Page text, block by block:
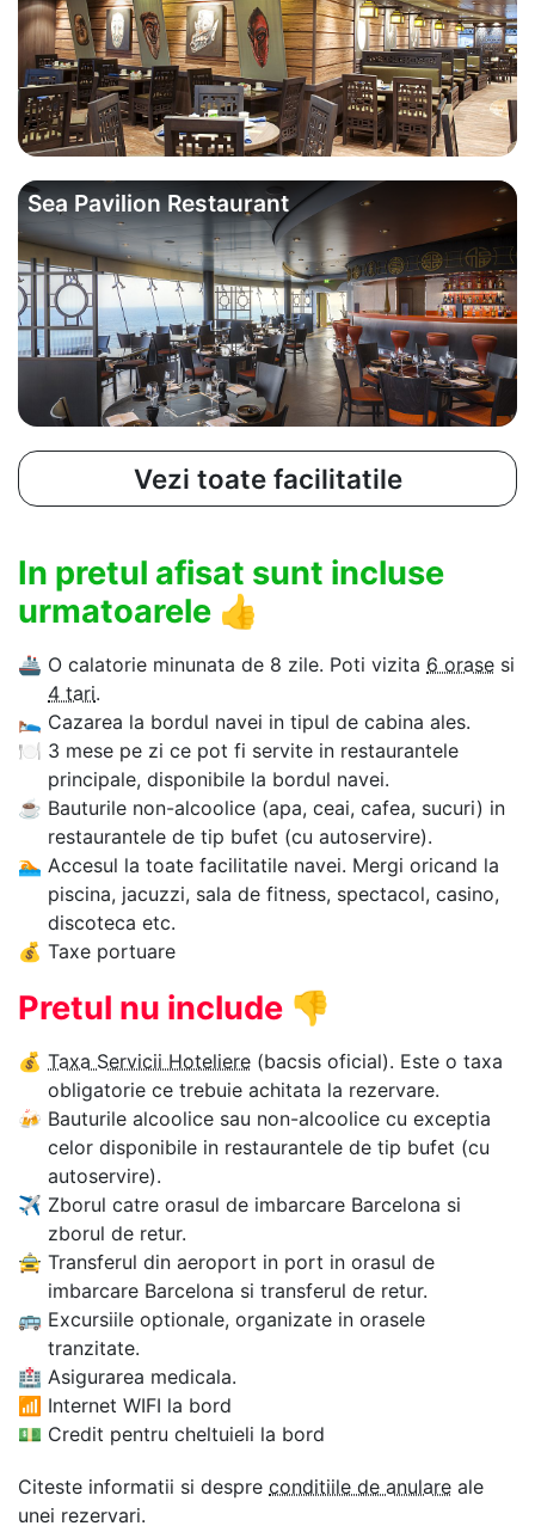
Sea Pavilion Restaurant
Vezi toate facilitatile
In pretul afisat sunt incluse
urmatoarele 👍
🚢 O calatorie minunata de 8 zile. Poti vizita 6 orase si
4 tari.
🛌 Cazarea la bordul navei in tipul de cabina ales.
🍽 3 mese pe zi ce pot fi servite in restaurantele
principale, disponibile la bordul navei.
☕ Bauturile non-alcoolice (apa, ceai, cafea, sucuri) in
restaurantele de tip bufet (cu autoservire).
🏊‍ Accesul la toate facilitatile navei. Mergi oricand la
piscina, jacuzzi, sala de fitness, spectacol, casino,
discoteca etc.
💰 Taxe portuare
Pretul nu include 👎
💰 Taxa Servicii Hoteliere (bacsis oficial). Este o taxa
obligatorie ce trebuie achitata la rezervare.
🍻 Bauturile alcoolice sau non-alcoolice cu exceptia
celor disponibile in restaurantele de tip bufet (cu
autoservire).
✈ Zborul catre orasul de imbarcare Barcelona si
zborul de retur.
🚖 Transferul din aeroport in port in orasul de
imbarcare Barcelona si transferul de retur.
🚌 Excursiile optionale, organizate in orasele
tranzitate.
🏥 Asigurarea medicala.
📶 Internet WIFI la bord
💵 Credit pentru cheltuieli la bord
Citeste informatii si despre conditiile de anulare ale
unei rezervari.